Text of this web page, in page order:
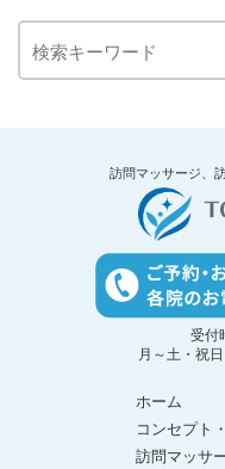
訪問マッサージ、
受付
月～土・祝
ホーム
コンセプト
訪問マッサ